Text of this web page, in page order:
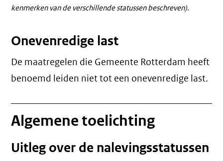
kenmerken van de verschillende statussen beschreven).
Onevenredige last
De maatregelen die Gemeente Rotterdam heeft
benoemd leiden niet tot een onevenredige last.
Algemene toelichting
Uitleg over de nalevingsstatussen